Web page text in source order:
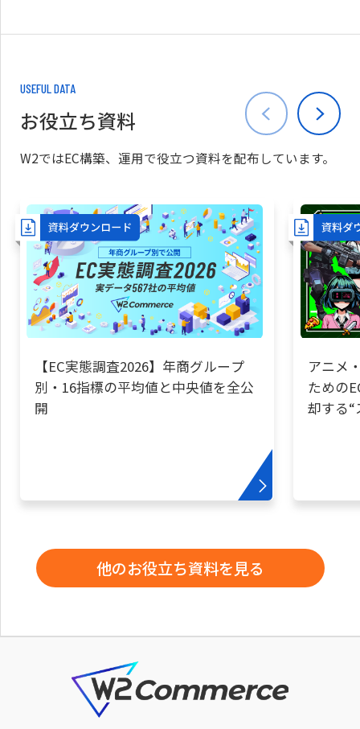
USEFUL DATA
お役立ち資料
W2ではEC構築、運用で役立つ資料を配布しています。
【EC実態調査2026】年商グループ
別・16指標の平均値と中央値を全公
開
アニメ
ための
却する
他のお役立ち資料を見る